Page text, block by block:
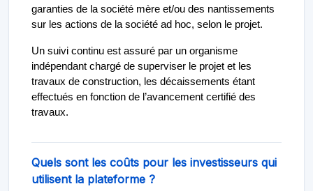
garanties de la société mère et/ou des nantissements
sur les actions de la société ad hoc, selon le projet.
Un suivi continu est assuré par un organisme
indépendant chargé de superviser le projet et les
travaux de construction, les décaissements étant
effectués en fonction de l’avancement certifié des
travaux.
Quels sont les coûts pour les investisseurs qui
utilisent la plateforme ?